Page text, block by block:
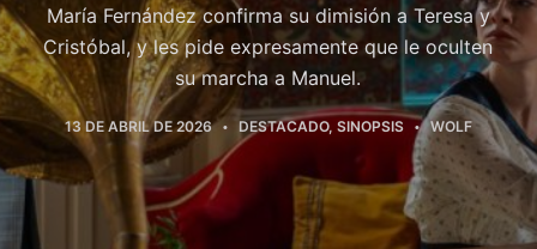
María Fernández confirma su dimisión a Teresa y
Cristóbal, y les pide expresamente que le oculten
su marcha a Manuel.
13 DE ABRIL DE 2026 DESTACADO, SINOPSIS WOLF